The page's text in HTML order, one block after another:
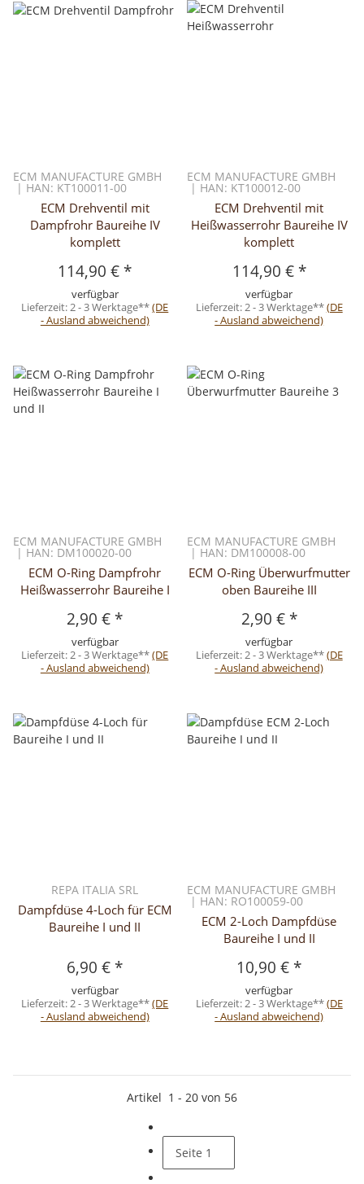
ECM MANUFACTURE GMBH
| HAN: KT100011-00
ECM Drehventil mit
Dampfrohr Baureihe IV
komplett
114,90 € *
verfügbar
Lieferzeit:2 - 3 Werktage**(DE
- Ausland abweichend)
ECM MANUFACTURE GMBH
| HAN: KT100012-00
ECM Drehventil mit
Heißwasserrohr Baureihe IV
komplett
114,90 € *
verfügbar
Lieferzeit:2 - 3 Werktage**(DE
- Ausland abweichend)
ECM MANUFACTURE GMBH
| HAN: DM100020-00
ECM O-Ring Dampfrohr
Heißwasserrohr Baureihe I
2,90 € *
verfügbar
Lieferzeit:2 - 3 Werktage**(DE
- Ausland abweichend)
ECM MANUFACTURE GMBH
| HAN: DM100008-00
ECM O-Ring Überwurfmutter
oben Baureihe III
2,90 € *
verfügbar
Lieferzeit:2 - 3 Werktage**(DE
- Ausland abweichend)
REPA ITALIA SRL
Dampfdüse 4-Loch für ECM
Baureihe I und II
6,90 € *
verfügbar
Lieferzeit:2 - 3 Werktage**(DE
- Ausland abweichend)
ECM MANUFACTURE GMBH
| HAN: RO100059-00
ECM 2-Loch Dampfdüse
Baureihe I und II
10,90 € *
verfügbar
Lieferzeit:2 - 3 Werktage**(DE
- Ausland abweichend)
Artikel 1 - 20 von 56
Seite 1